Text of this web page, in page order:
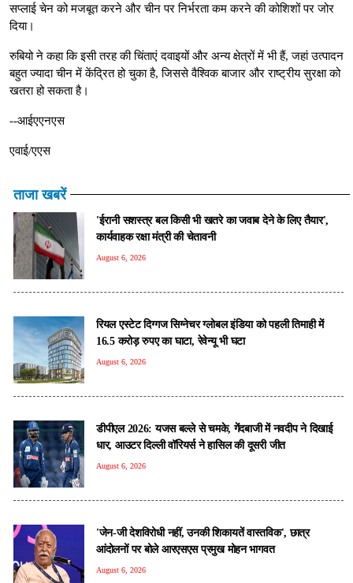
सप्लाई चेन को मजबूत करने और चीन पर निर्भरता कम करने की कोशिशों पर जोर
दिया।
रुबियो ने कहा कि इसी तरह की चिंताएं दवाइयों और अन्य क्षेत्रों में भी हैं, जहां उत्पादन
बहुत ज्यादा चीन में केंद्रित हो चुका है, जिससे वैश्विक बाजार और राष्ट्रीय सुरक्षा को
खतरा हो सकता है।
--आईएएनएस
एवाई/एएस
ताजा खबरें
'ईरानी सशस्त्र बल किसी भी खतरे का जवाब देने के लिए तैयार',
कार्यवाहक रक्षा मंत्री की चेतावनी
August 6, 2026
रियल एस्टेट दिग्गज सिग्नेचर ग्लोबल इंडिया को पहली तिमाही में
16.5 करोड़ रुपए का घाटा, रेवेन्यू भी घटा
August 6, 2026
डीपीएल 2026: यजस बल्ले से चमके, गेंदबाजी में नवदीप ने दिखाई
धार, आउटर दिल्ली वॉरियर्स ने हासिल की दूसरी जीत
August 6, 2026
'जेन-जी देशविरोधी नहीं, उनकी शिकायतें वास्तविक', छात्र
आंदोलनों पर बोले आरएसएस प्रमुख मोहन भागवत
August 6, 2026